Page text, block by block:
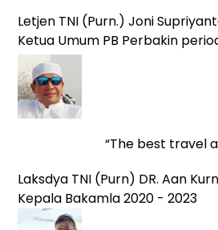
Letjen TNI (Purn.) Joni
Ketua Umum PB Perbakin
“The best travel
Laksdya TNI (Purn) DR. Aan
Kepala Bakamla 2020 - 2023